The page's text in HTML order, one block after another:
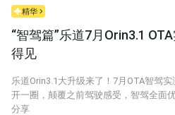
精华
“智驾篇”乐道7月Orin3.1
得见
乐道Orin3.1大升级来了！7月OTA智驾
开一圈，颠覆之前驾驶感受，智驾全面
分享